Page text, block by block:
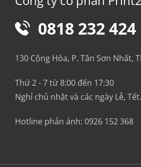
0818 232 424
130 Cộng Hòa, P. Tân Sơn Nhất,
Thứ 2 - 7 từ 8:00 đến 17:30
Nghỉ chủ nhật và các ngày Lễ, Tết.
Hotline phản ánh: 0926 152 368